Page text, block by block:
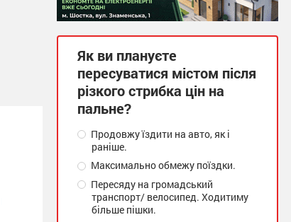
Як ви плануєте
пересуватися містом після
різкого стрибка цін на
пальне?
Продовжу їздити на авто, як і
раніше.
Максимально обмежу поїздки.
Пересяду на громадський
транспорт/ велосипед. Ходитиму
більше пішки.